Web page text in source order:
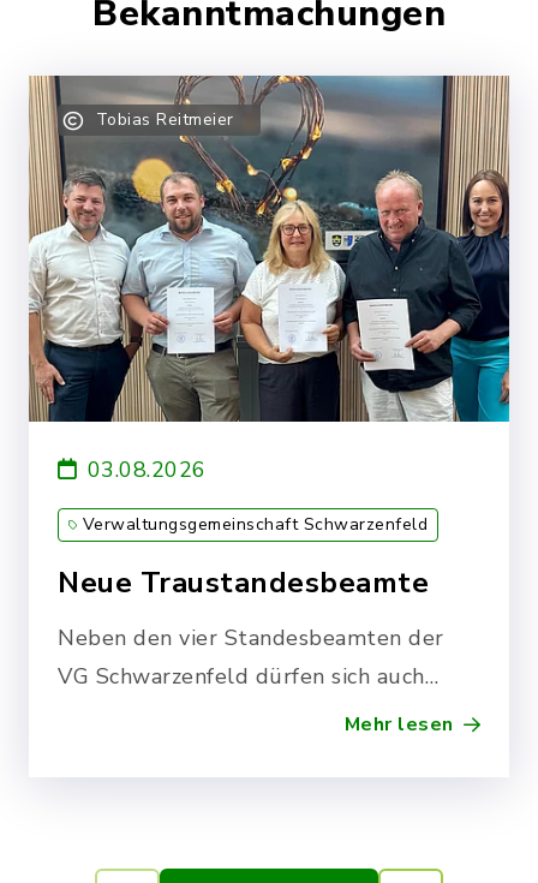
Bekanntmachungen
Neue Traustandesbeamte
Neben den vier Standesbeamten der
VG Schwarzenfeld dürfen sich auch
03.08.2026
Verwaltungsgemeinschaft Schwarzenfeld
Mehr lesen
Tobias Reitmeier